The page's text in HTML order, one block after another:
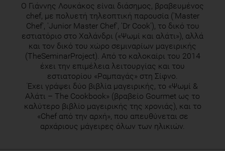
O Γιάννης Λουκάκος είναι διάσημος, βραβευμένος
chef, με πολυετή τηλεοπτική παρουσία ('Master
Chef', 'Junior Master Chef', 'Dr Cook'), το δικό του
εστιατόριο στο Χαλάνδρι («Ψωμί και αλάτι»), αλλά
και τον δικό του χώρο σεμιναρίων μαγειρικής
(TheSeminarProject). Από το καλοκαίρι του 2014
έχει την επιμέλεια λειτουργίας και του
εστιατορίου «Ραμπαγάς» στη Σίφνο.
Έχει γράψει δύο βιβλία μαγειρικής, το «Ψωμί &
Αλάτι – Τhe Cookbook» (βραβείο Gourmet ως το
καλύτερο βιβλίο μαγειρικής της χρονιάς), και το
«Chef από την αρχή», που απευθύνεται σε
αρχάριους μάγειρες όλων των ηλικιών.